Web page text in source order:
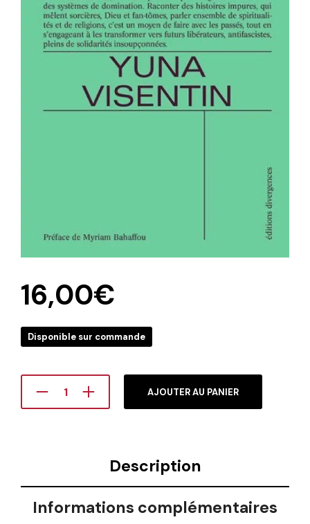
16,00€
Disponible sur commande
AJOUTER AU PANIER
Description
Informations complémentaires